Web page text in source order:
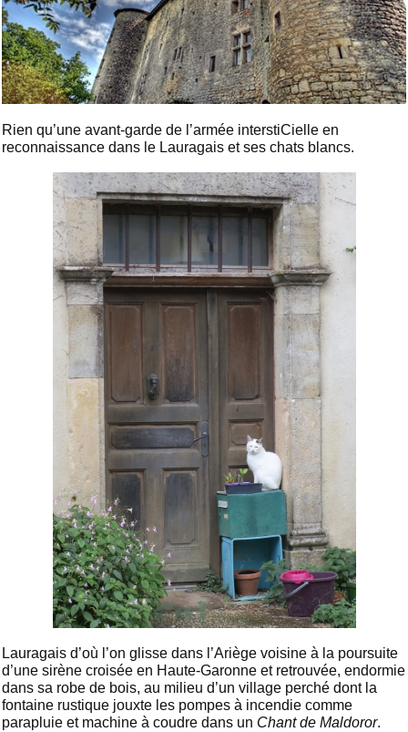
Rien qu’une avant-garde de l’armée interstiCielle en
reconnaissance dans le Lauragais et ses chats blancs.
Lauragais d’où l’on glisse dans l’Ariège voisine à la poursuite
d’une sirène croisée en Haute-Garonne et retrouvée, endormie
dans sa robe de bois, au milieu d’un village perché dont la
fontaine rustique jouxte les pompes à incendie comme
parapluie et machine à coudre dans un Chant de Maldoror.